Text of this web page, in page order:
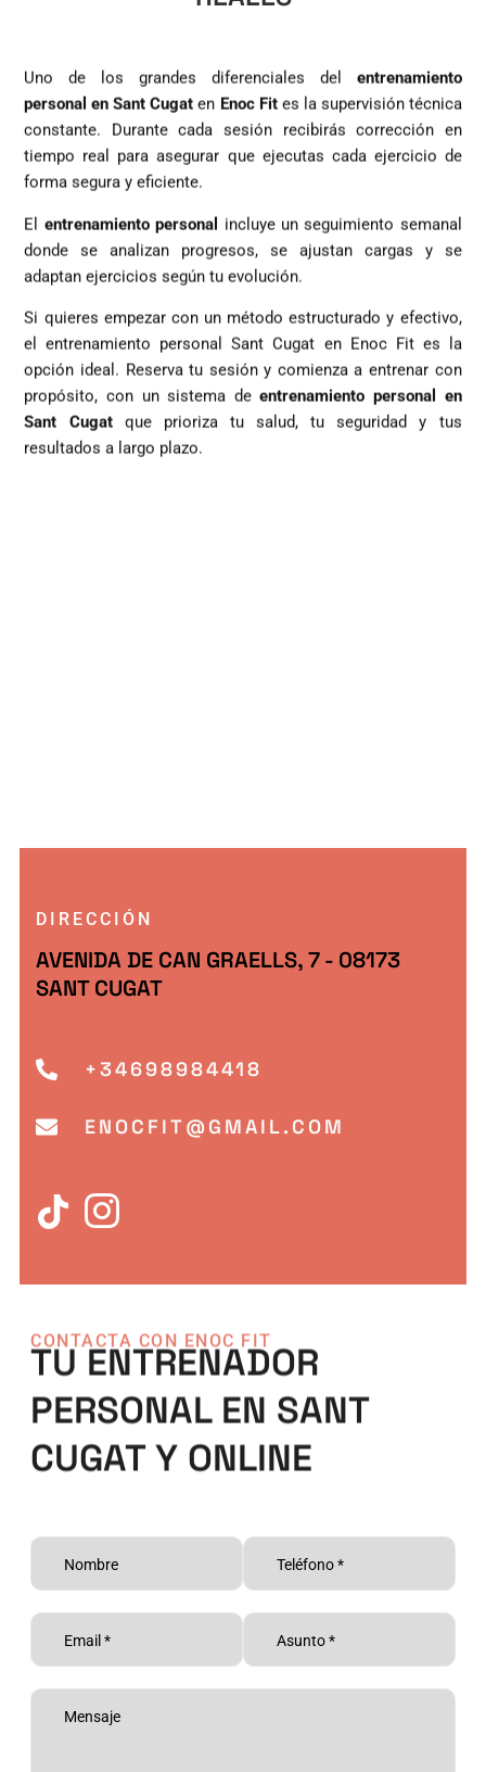
constante. Durante cada sesión recibirás corrección en
tiempo real para asegurar que ejecutas cada ejercicio de
forma segura y eficiente.
Elentrenamiento personal
adaptan ejercicios según tu evolución.
Si quieres empezar con un método estructurado y efectivo,
opción ideal. Reserva tu sesión y comienza a entrenar con
propósito, con un sistema deentrenamiento personal en
Sant Cugat que prioriza tu salud, tu seguridad y tus
resultados a largo plazo.
DIRECCIÓN
AVENIDA DE CAN GRAELLS, 7 - 08173
SANT CUGAT
+34698984418
ENOCFIT@GMAIL.COM
CONTACTA CON ENOC FIT
TU ENTRENADOR
PERSONAL EN SANT
CUGAT Y ONLINE